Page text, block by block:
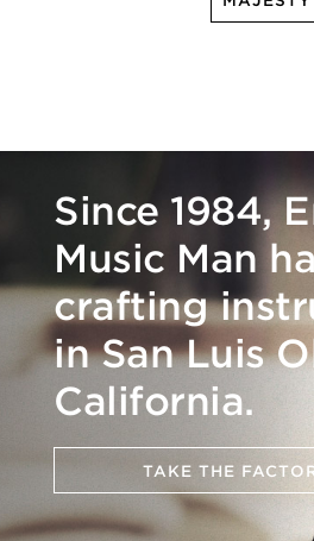
Since 1984,
Music Man
crafting
in San Luis
California.
TAKE THE